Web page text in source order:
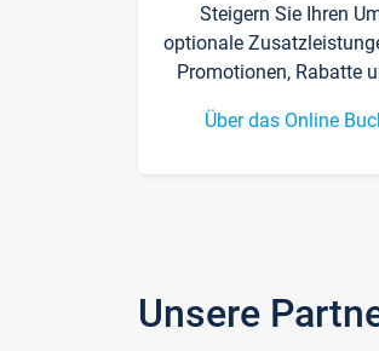
Steigern Sie Ihren
optionale
Promotionen, Rabatte
Über das Online
Unsere